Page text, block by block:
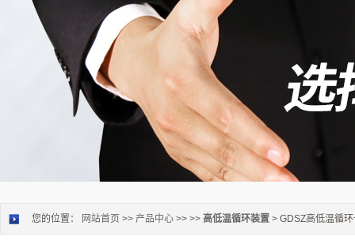
您的位置： 网站首页 >> 产品中心 >> >> 高低温循环装置 > GDSZ高低温循